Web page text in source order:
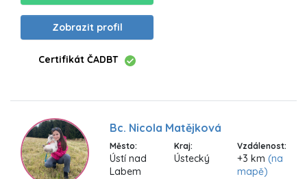
Zobrazit profil
Certifikát ČADBT
Bc. Nicola Matějková
Město:
Ústí nad
Labem
Kraj:
Ústecký
Vzdálenost:
+3 km (na
mapě)